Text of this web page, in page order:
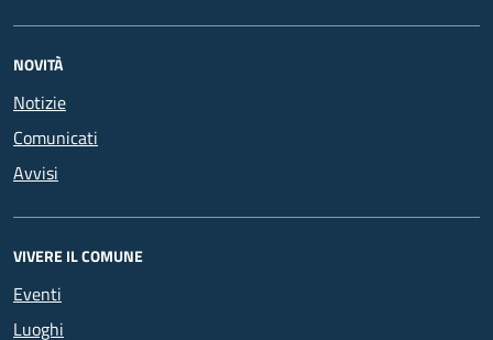
NOVITÀ
Notizie
Comunicati
Avvisi
VIVERE IL COMUNE
Eventi
Luoghi